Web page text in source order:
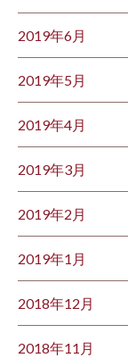
2019年6月
2019年5月
2019年4月
2019年3月
2019年2月
2019年1月
2018年12月
2018年11月